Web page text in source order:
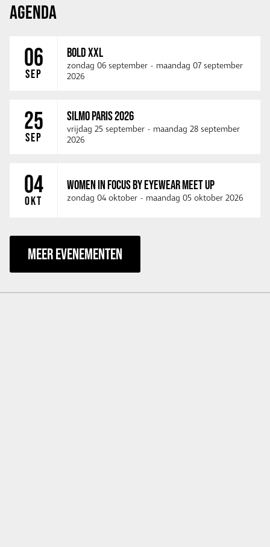
AGENDA
06
SEP
BOLD XXL
zondag 06 september - maandag 07 september
2026
25
SEP
SILMO PARIS 2026
vrijdag 25 september - maandag 28 september
2026
04
OKT
WOMEN IN FOCUS BY EYEWEAR MEET UP
zondag 04 oktober - maandag 05 oktober 2026
MEER EVENEMENTEN